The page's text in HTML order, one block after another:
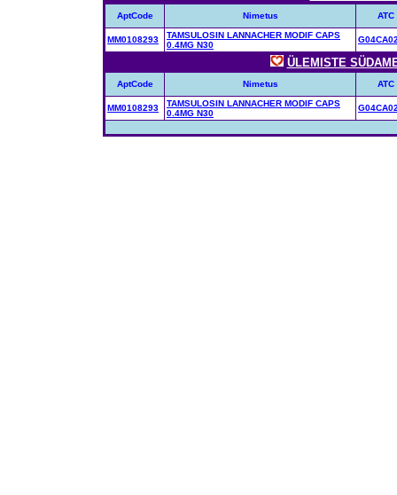
AptCode Nimetus ATC
MM0108293
TAMSULOSIN LANNACHER MODIF CAPS
0.4MG N30
ÜLEMISTE
AptCode Nimetus ATC
MM0108293
TAMSULOSIN LANNACHER MODIF CAPS
0.4MG N30